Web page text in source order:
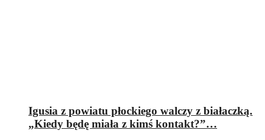
Igusia z powiatu płockiego walczy z białaczką.
„Kiedy będę miała z kimś kontakt?”…